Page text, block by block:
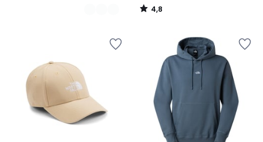
4,8
/